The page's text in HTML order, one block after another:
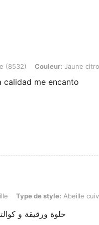
Couleur: Jaune citron
(8532) Couleur: Jaune
calidad me encanto
de style: Abeille cuivrée
Type de style: Abeille
حلوة ورقيقة و